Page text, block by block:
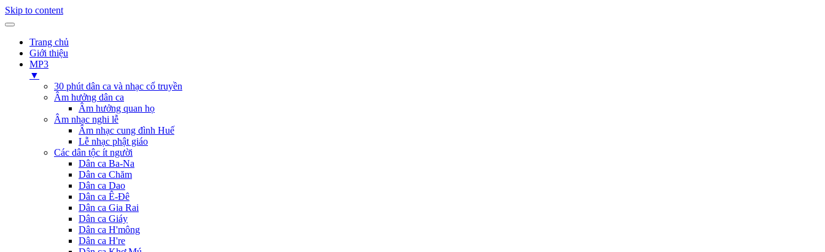
Skip to content
Trang chủ
Giới thiệu
MP3
▼
30 phút dân ca và nhạc cổ truyền
Âm hưởng dân ca
Âm hưởng quan họ
Âm nhạc nghi lễ
Âm nhạc cung đình Huế
Lễ nhạc phật giáo
Các dân tộc ít người
Dân ca Ba-Na
Dân ca Chăm
Dân ca Dao
Dân ca Ê-Đê
Dân ca Gia Rai
Dân ca Giáy
Dân ca H'mông
Dân ca H're